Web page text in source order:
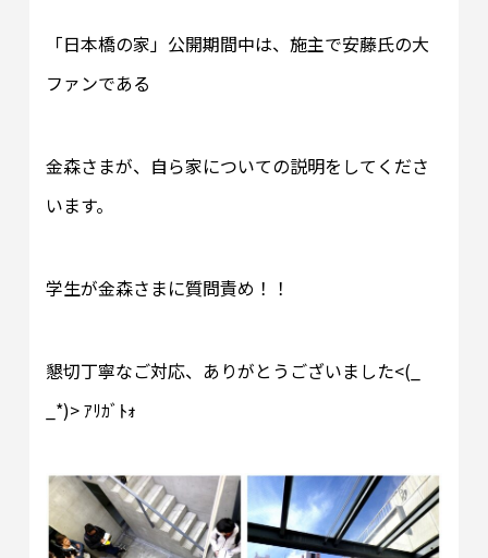
「日本橋の家」公開期間中は、施主で安藤氏の大
ファンである
金森さまが、自ら家についての説明をしてくださ
います。
学生が金森さまに質問責め！！
懇切丁寧なご対応、ありがとうございました<(_
_*)> ｱﾘｶﾞﾄｫ